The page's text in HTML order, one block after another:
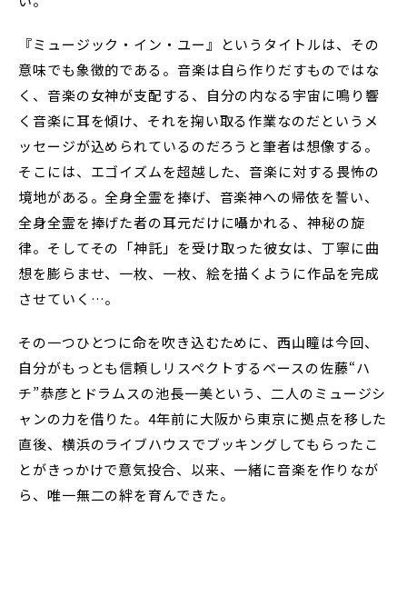
『ミュージック・イン・ユー』というタイトルは、その
意味でも象徴的である。音楽は自ら作りだすものではな
く、音楽の女神が支配する、自分の内なる宇宙に鳴り響
く音楽に耳を傾け、それを掬い取る作業なのだというメ
ッセージが込められているのだろうと筆者は想像する。
そこには、エゴイズムを超越した、音楽に対する畏怖の
境地がある。全身全霊を捧げ、音楽神への帰依を誓い、
全身全霊を捧げた者の耳元だけに囁かれる、神秘の旋
律。そしてその「神託」を受け取った彼女は、丁寧に曲
想を膨らませ、一枚、一枚、絵を描くように作品を完成
させていく…。
その一つひとつに命を吹き込むために、西山瞳は今回、
自分がもっとも信頼しリスペクトするベースの佐藤“ハ
チ”恭彦とドラムスの池長一美という、二人のミュージシ
ャンの力を借りた。4年前に大阪から東京に拠点を移した
直後、横浜のライブハウスでブッキングしてもらったこ
とがきっかけで意気投合、以来、一緒に音楽を作りなが
ら、唯一無二の絆を育んできた。